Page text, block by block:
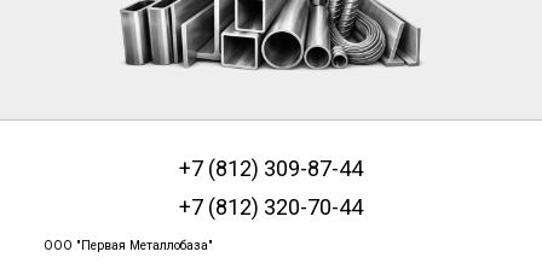
+7 (812) 309-87-44
+7 (812) 320-70-44
ООО "Первая Металлобаза"